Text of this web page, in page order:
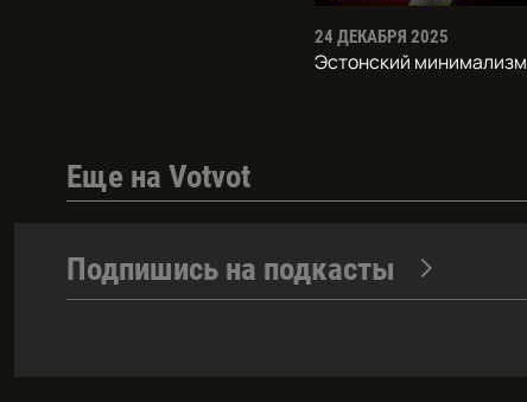
24 ДЕКАБРЯ 2025
Эстонский минимализм
Еще на Votvot
Подпишись на подкасты